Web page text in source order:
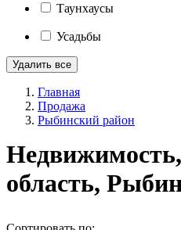
Таунхаусы
Усадьбы
Удалить все
Главная
Продажа
Рыбинский район
область,